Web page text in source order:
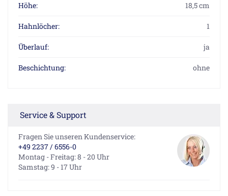
Höhe: 18,5 cm
Hahnlöcher: 1
Überlauf: ja
Beschichtung: ohne
Service & Support
Fragen Sie unseren Kundenservice:
+49 2237 / 6556-0
Montag - Freitag: 8 - 20 Uhr
Samstag: 9 - 17 Uhr